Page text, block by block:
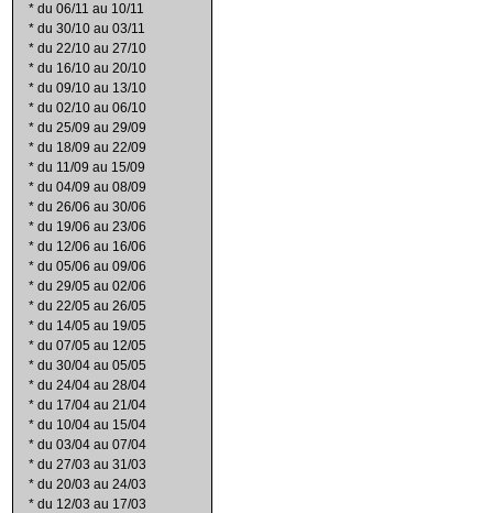
* du 06/11 au 10/11
* du 30/10 au 03/11
* du 22/10 au 27/10
* du 16/10 au 20/10
* du 09/10 au 13/10
* du 02/10 au 06/10
* du 25/09 au 29/09
* du 18/09 au 22/09
* du 11/09 au 15/09
* du 04/09 au 08/09
* du 26/06 au 30/06
* du 19/06 au 23/06
* du 12/06 au 16/06
* du 05/06 au 09/06
* du 29/05 au 02/06
* du 22/05 au 26/05
* du 14/05 au 19/05
* du 07/05 au 12/05
* du 30/04 au 05/05
* du 24/04 au 28/04
* du 17/04 au 21/04
* du 10/04 au 15/04
* du 03/04 au 07/04
* du 27/03 au 31/03
* du 20/03 au 24/03
* du 12/03 au 17/03